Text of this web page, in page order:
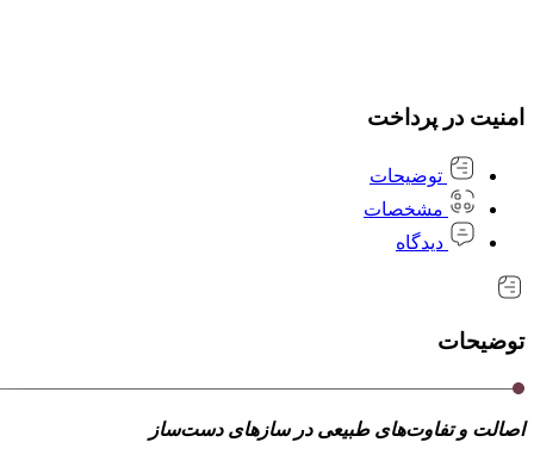
امنیت در پرداخت
توضیحات
مشخصات
دیدگاه
توضیحات
اصالت و تفاوت‌های طبیعی در سازهای دست‌ساز